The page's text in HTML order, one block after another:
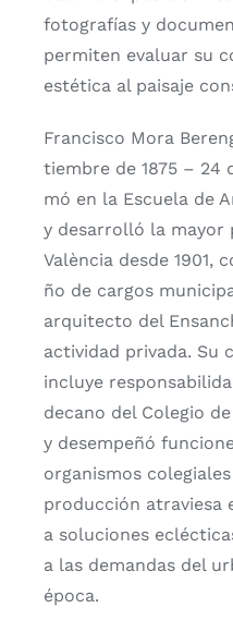
foto­gra­fías y
per­mi­ten eva­luar su
esté­ti­ca al pai­sa­je
Fran­cis­co Mora
tiem­bre de 1875 – 24
mó en la Escue­la de
y desa­rro­lló la mayor
Valèn­cia des­de 1901,
ño de car­gos
arqui­tec­to del
acti­vi­dad pri­va­da. Su
inclu­ye
decano del Cole­gio
y desem­pe­ñó
orga­nis­mos
pro­duc­ción atra­vie­sa
a solu­cio­nes
a las deman­das del
épo­ca.